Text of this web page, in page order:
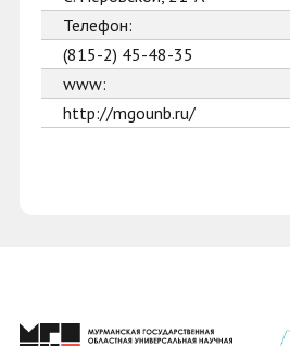
Телефон:
(815-2) 45-48-35
www:
http://mgounb.ru/